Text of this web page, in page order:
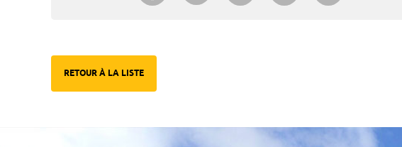
RETOUR À LA LISTE